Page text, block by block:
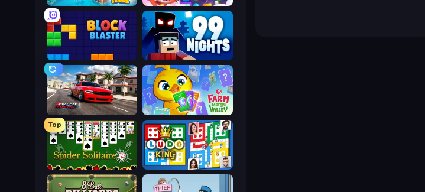
Skydom
Mansion Tale: Merge Secrets
99 Nights (Bloxd.io)
Block Blaster
Farm Merge Valley
Real Car Driving
Ludo King
Top
Spider Solitaire